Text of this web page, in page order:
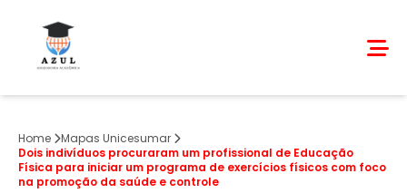
Home
Mapas Unicesumar
Dois indivíduos procuraram um profissional de Educação
Física para iniciar um programa de exercícios físicos com foco
na promoção da saúde e controle